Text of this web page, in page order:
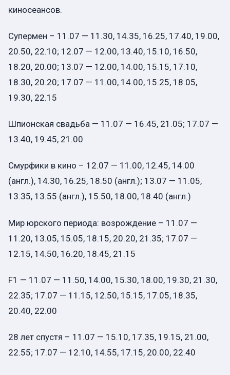
киносеансов.
Супермен – 11.07 — 11.30, 14.35, 16.25, 17.40, 19.00,
20.50, 22.10; 12.07 — 12.00, 13.40, 15.10, 16.50,
18.20, 20.00; 13.07 — 12.00, 14.00, 15.15, 17.10,
18.30, 20.20; 17.07 — 11.00, 14.00, 15.25, 18.05,
19.30, 22.15
Шпионская свадьба — 11.07 — 16.45, 21.05; 17.07 —
13.40, 19.45, 21.00
Смурфики в кино – 12.07 — 11.00, 12.45, 14.00
(англ.), 14.30, 16.25, 18.50 (англ.); 13.07 — 11.05,
13.35, 13.55 (англ.), 15.50, 18.00, 18.40 (англ.)
Мир юрского периода: возрождение – 11.07 —
11.20, 13.05, 15.05, 18.15, 20.20, 21.35; 17.07 —
12.15, 14.50, 16.20, 18.45, 21.15
F1 — 11.07 — 11.50, 14.00, 15.30, 18.00, 19.30, 21.30,
22.35; 17.07 — 11.15, 12.50, 15.15, 17.05, 18.35,
20.40, 22.00
28 лет спустя – 11.07 — 15.10, 17.35, 19.15, 21.00,
22.55; 17.07 — 12.10, 14.55, 17.15, 20.00, 22.40